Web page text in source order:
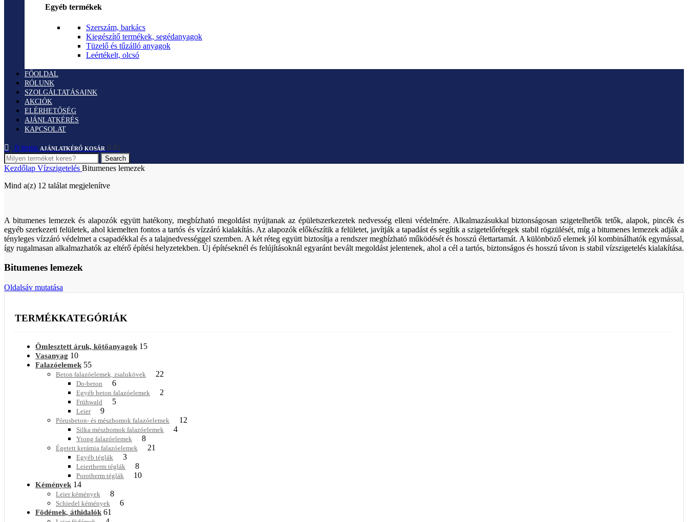
Egyéb termékek
Szerszám, barkács
Kiegészítő termékek, segédanyagok
Tüzelő és tűzálló anyagok
Leértékelt, olcsó
FŐOLDAL
RÓLUNK
SZOLGÁLTATÁSAINK
AKCIÓK
ELÉRHETŐSÉG
AJÁNLATKÉRÉS
KAPCSOLAT
0 items 0 Ft
Search
Kezdőlap Vízszigetelés Bitumenes lemezek
Mind a(z) 12 találat megjelenítve
A bitumenes lemezek és alapozók együtt hatékony, megbízható megoldást nyújtanak az épületszerkezetek nedvesség elleni védelmére. Alkalmazásukkal biztonságosan szigetelhetők tetők, alapok, pincék és
egyéb szerkezeti felületek, ahol kiemelten fontos a tartós és vízzáró kialakítás. Az alapozók előkészítik a felületet, javítják a tapadást és segítik a szigetelőrétegek stabil rögzülését, míg a bitumenes lemezek adják a
tényleges vízzáró védelmet a csapadékkal és a talajnedvességgel szemben. A két réteg együtt biztosítja a rendszer megbízható működését és hosszú élettartamát. A különböző elemek jól kombinálhatók egymással,
így rugalmasan alkalmazhatók az eltérő építési helyzetekben. Új építéseknél és felújításoknál egyaránt bevált megoldást jelentenek, ahol a cél a tartós, biztonságos és hosszú távon is stabil vízszigetelés kialakítása.
Bitumenes lemezek
Oldalsáv mutatása
TERMÉKKATEGÓRIÁK
Ömlesztett áruk, kötőanyagok 15
Vasanyag 10
Falazóelemek 55
Beton falazóelemek, zsalukövek 22
Do-beton 6
Egyéb beton falazóelemek 2
Frühwald 5
Leier 9
Pórusbeton- és mészhomok falazóelemek 12
Silka mészhomok falazóelemek 4
Ytong falazóelemek 8
Égetett kerámia falazóelemek 21
Egyéb téglák 3
Leiertherm téglák 8
Porotherm téglák 10
Kémények 14
Leier kémények 8
Schiedel kémények 6
Födémek, áthidalók 61